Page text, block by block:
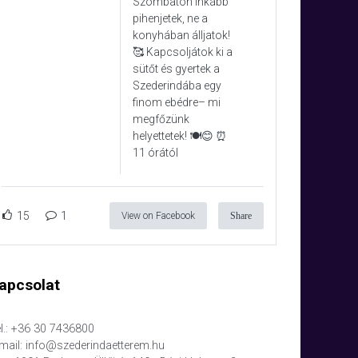
pihenjetek, ne a
konyhában álljatok!
🥰 Kapcsoljátok ki a
sütőt és gyertek a
Szederindába egy
finom ebédre– mi
megfőzünk
helyettetek! 🍽️😊 ⏰
11 órától
15 1 View on Facebook Share
+36 30 7436800
info@szederindaetterem.hu